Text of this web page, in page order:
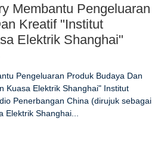
Membantu Pengeluaran
Kreatif "Institut
Elektrik Shanghai"
Pengeluaran Produk Budaya Dan
Kuasa Elektrik Shanghai" Institut
Penerbangan China (dirujuk sebagai
Elektrik Shanghai...